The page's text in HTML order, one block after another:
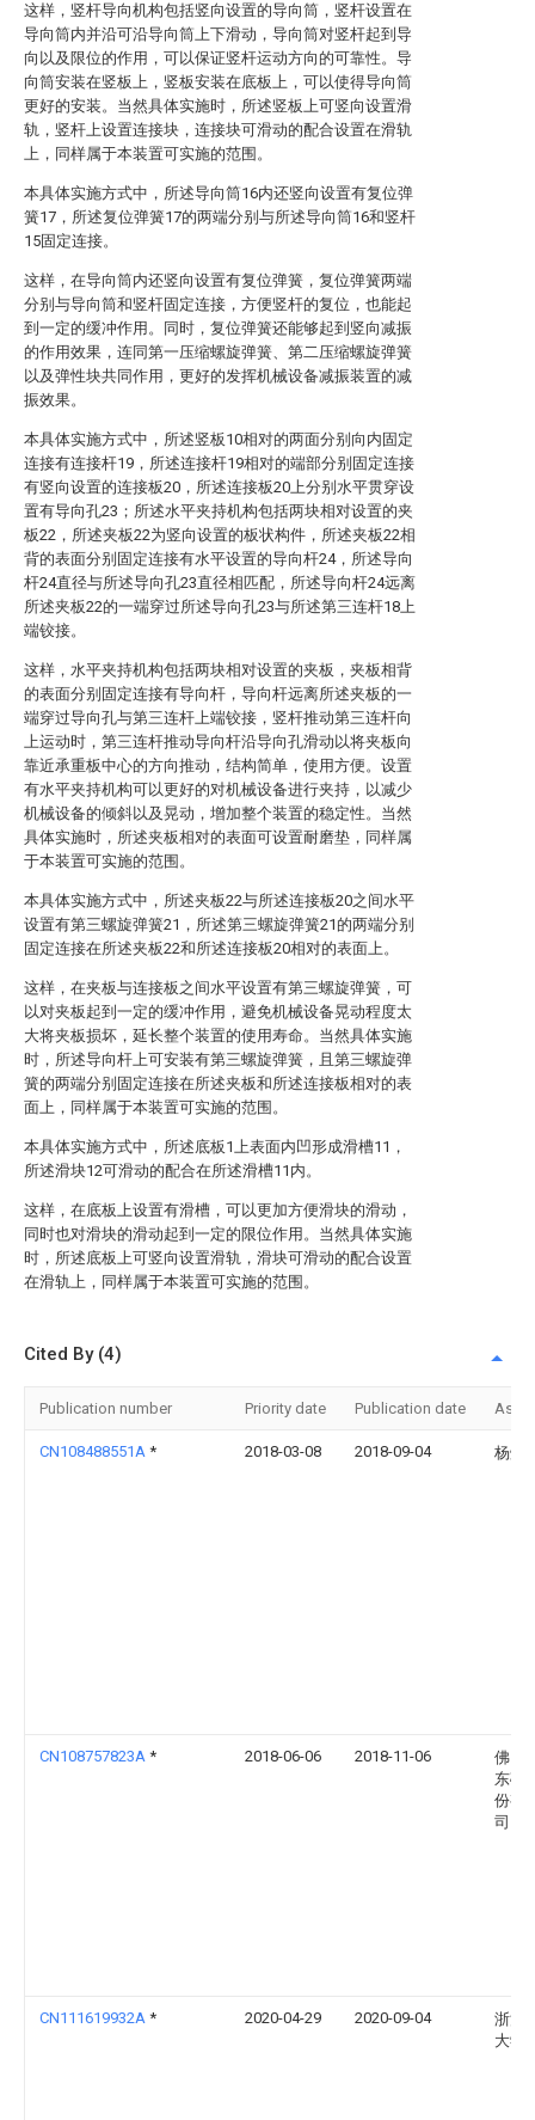
这样，竖杆导向机构包括竖向设置的导向筒，竖杆设置在
导向筒内并沿可沿导向筒上下滑动，导向筒对竖杆起到导
向以及限位的作用，可以保证竖杆运动方向的可靠性。导
向筒安装在竖板上，竖板安装在底板上，可以使得导向筒
更好的安装。当然具体实施时，所述竖板上可竖向设置滑
轨，竖杆上设置连接块，连接块可滑动的配合设置在滑轨
上，同样属于本装置可实施的范围。
本具体实施方式中，所述导向筒16内还竖向设置有复位弹
簧17，所述复位弹簧17的两端分别与所述导向筒16和竖杆
15固定连接。
这样，在导向筒内还竖向设置有复位弹簧，复位弹簧两端
分别与导向筒和竖杆固定连接，方便竖杆的复位，也能起
到一定的缓冲作用。同时，复位弹簧还能够起到竖向减振
的作用效果，连同第一压缩螺旋弹簧、第二压缩螺旋弹簧
以及弹性块共同作用，更好的发挥机械设备减振装置的减
振效果。
本具体实施方式中，所述竖板10相对的两面分别向内固定
连接有连接杆19，所述连接杆19相对的端部分别固定连接
有竖向设置的连接板20，所述连接板20上分别水平贯穿设
置有导向孔23；所述水平夹持机构包括两块相对设置的夹
板22，所述夹板22为竖向设置的板状构件，所述夹板22相
背的表面分别固定连接有水平设置的导向杆24，所述导向
杆24直径与所述导向孔23直径相匹配，所述导向杆24远离
所述夹板22的一端穿过所述导向孔23与所述第三连杆18上
端铰接。
这样，水平夹持机构包括两块相对设置的夹板，夹板相背
的表面分别固定连接有导向杆，导向杆远离所述夹板的一
端穿过导向孔与第三连杆上端铰接，竖杆推动第三连杆向
上运动时，第三连杆推动导向杆沿导向孔滑动以将夹板向
靠近承重板中心的方向推动，结构简单，使用方便。设置
有水平夹持机构可以更好的对机械设备进行夹持，以减少
机械设备的倾斜以及晃动，增加整个装置的稳定性。当然
具体实施时，所述夹板相对的表面可设置耐磨垫，同样属
于本装置可实施的范围。
本具体实施方式中，所述夹板22与所述连接板20之间水平
设置有第三螺旋弹簧21，所述第三螺旋弹簧21的两端分别
固定连接在所述夹板22和所述连接板20相对的表面上。
这样，在夹板与连接板之间水平设置有第三螺旋弹簧，可
以对夹板起到一定的缓冲作用，避免机械设备晃动程度太
大将夹板损坏，延长整个装置的使用寿命。当然具体实施
时，所述导向杆上可安装有第三螺旋弹簧，且第三螺旋弹
簧的两端分别固定连接在所述夹板和所述连接板相对的表
面上，同样属于本装置可实施的范围。
本具体实施方式中，所述底板1上表面内凹形成滑槽11，
所述滑块12可滑动的配合在所述滑槽11内。
这样，在底板上设置有滑槽，可以更加方便滑块的滑动，
同时也对滑块的滑动起到一定的限位作用。当然具体实施
时，所述底板上可竖向设置滑轨，滑块可滑动的配合设置
在滑轨上，同样属于本装置可实施的范围。
Cited By (4)
Publication number Priority date Publication date
CN108488551A * 2018-03-08 2018-09-04 杨煜
CN108757823A * 2018-06-06 2018-11-06
佛山
东磁
份有
司
CN111619932A * 2020-04-29 2020-09-04
浙江
大学